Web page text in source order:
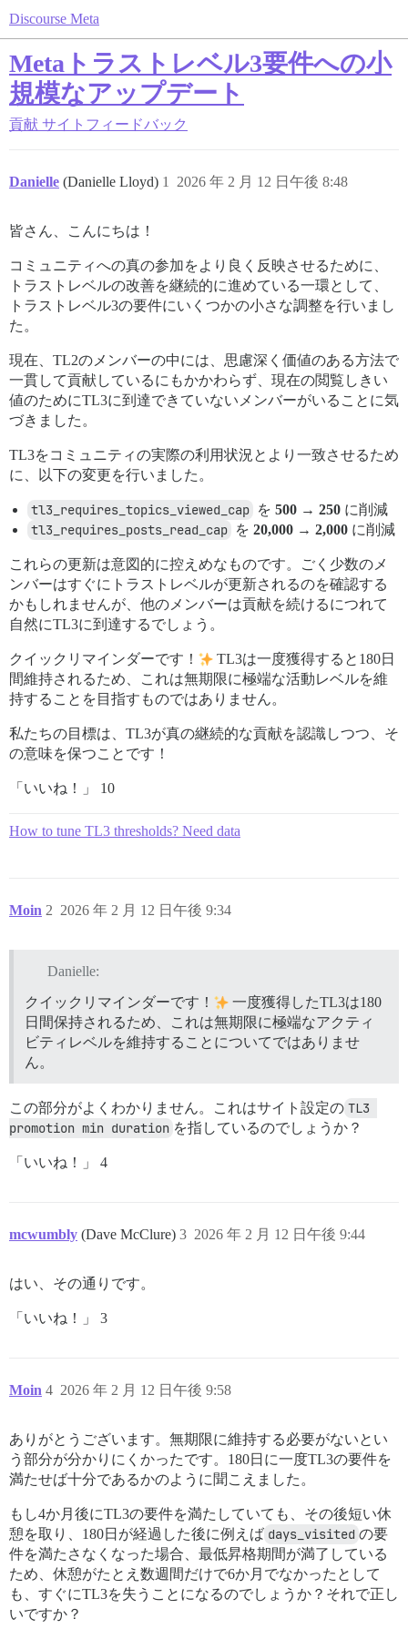
Discourse Meta
Metaトラストレベル3要件への小
規模なアップデート
貢献 サイトフィードバック
Danielle (Danielle Lloyd) 2026 年 2 月 12 日午後 8:48
1
皆さん、こんにちは！
コミュニティへの真の参加をより良く反映させるために、
トラストレベルの改善を継続的に進めている一環として、
トラストレベル3の要件にいくつかの小さな調整を行いまし
た。
現在、TL2のメンバーの中には、思慮深く価値のある方法で
一貫して貢献しているにもかかわらず、現在の閲覧しきい
値のためにTL3に到達できていないメンバーがいることに気
づきました。
TL3をコミュニティの実際の利用状況とより一致させるため
に、以下の変更を行いました。
tl3_requires_topics_viewed_cap を 500 → 250 に削減
tl3_requires_posts_read_cap を 20,000 → 2,000 に削減
これらの更新は意図的に控えめなものです。ごく少数のメ
ンバーはすぐにトラストレベルが更新されるのを確認する
かもしれませんが、他のメンバーは貢献を続けるにつれて
自然にTL3に到達するでしょう。
クイックリマインダーです！
TL3は一度獲得すると180日
間維持されるため、これは無期限に極端な活動レベルを維
持することを目指すものではありません。
私たちの目標は、TL3が真の継続的な貢献を認識しつつ、そ
の意味を保つことです！
「いいね！」 10
How to tune TL3 thresholds? Need data
Moin 2026 年 2 月 12 日午後 9:34
2
Danielle:
クイックリマインダーです！
一度獲得したTL3は180
日間保持されるため、これは無期限に極端なアクティ
ビティレベルを維持することについてではありませ
ん。
この部分がよくわかりません。これはサイト設定の TL3
promotion min duration を指しているのでしょうか？
「いいね！」 4
mcwumbly (Dave McClure) 2026 年 2 月 12 日午後 9:44
3
はい、その通りです。
「いいね！」 3
Moin 2026 年 2 月 12 日午後 9:58
4
ありがとうございます。無期限に維持する必要がないとい
う部分が分かりにくかったです。180日に一度TL3の要件を
満たせば十分であるかのように聞こえました。
もし4か月後にTL3の要件を満たしていても、その後短い休
憩を取り、180日が経過した後に例えば days_visited の要
件を満たさなくなった場合、最低昇格期間が満了している
ため、休憩がたとえ数週間だけで6か月でなかったとして
も、すぐにTL3を失うことになるのでしょうか？それで正し
いですか？